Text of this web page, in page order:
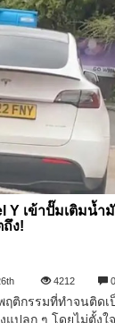
Y เข้าปั๊มเติมน้ำ
ง!
4212 0
ฤติกรรมที่ทำจนติดเ
แปลก ๆ โดยไม่ตั้งใจ